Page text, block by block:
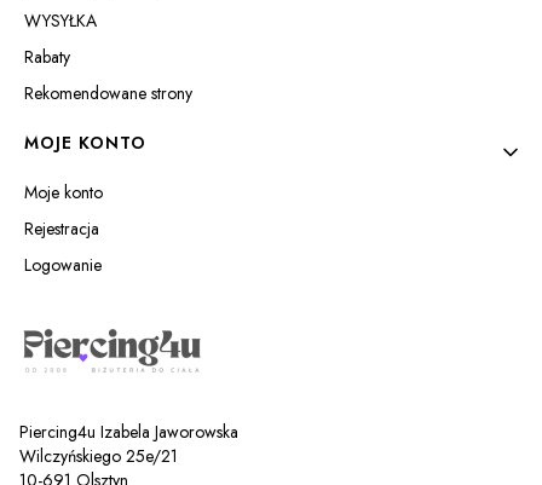
WYSYŁKA
Rabaty
Rekomendowane strony
MOJE KONTO
Moje konto
Rejestracja
Logowanie
Piercing4u Izabela Jaworowska
Wilczyńskiego 25e/21